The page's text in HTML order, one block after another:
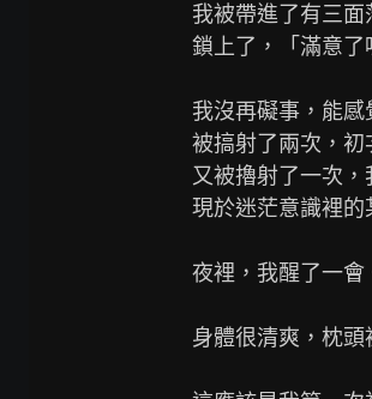
我被帶進了有三
鎖上了，「滿意了
我沒再礙事，能
被搞射了兩次，初
又被擼射了一次
現於迷茫意識裡的
夜裡，我醒了一會
身體很清爽，枕頭